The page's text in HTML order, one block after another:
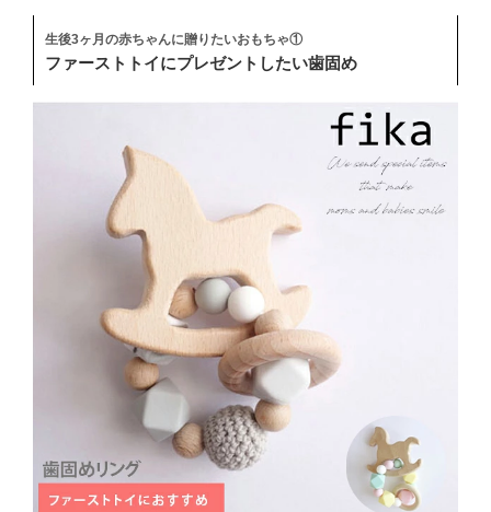
生後3ヶ月の赤ちゃんに贈りたいおもちゃ①
ファーストトイにプレゼントしたい歯固め